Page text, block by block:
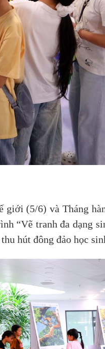
(5/6) và Tháng
“Vẽ tranh đa dạng
hút đông đảo học